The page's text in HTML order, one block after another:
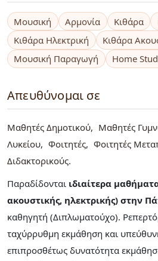
Μουσική Αρμονία Κιθάρα
Κιθάρα Ηλεκτρική
Κιθάρα
Μουσική Παραγωγή
Home
Απευθύνομαι σε
Μαθητές Δημοτικού Μαθητές
Λυκείου
Φοιτητές
Φοιτητές
Διδακτορικούς
Παραδίδονται ιδιαίτερα
ακουστικής, ηλεκτρικής) στην
καθηγητή (Διπλωματούχο).
ταχύρρυθμη εκμάθηση και
επιπροσθέτως δυνατότητα